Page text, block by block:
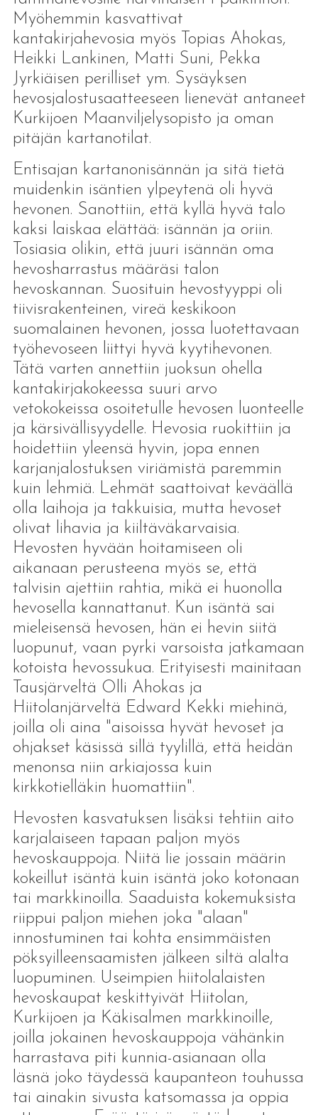
Myöhemmin kasvattivat
kantakirjahevosia myös Topias Ahokas,
Heikki Lankinen, Matti Suni, Pekka
Jyrkiäisen perilliset ym. Sysäyksen
hevosjalostusaatteeseen lienevät antaneet
Kurkijoen Maanviljelysopisto ja oman
pitäjän kartanotilat.
Entisajan kartanonisännän ja sitä tietä
muidenkin isäntien ylpeytenä oli hyvä
hevonen. Sanottiin, että kyllä hyvä talo
kaksi laiskaa elättää: isännän ja oriin.
Tosiasia olikin, että juuri isännän oma
hevosharrastus määräsi talon
hevoskannan. Suosituin hevostyyppi oli
tiivisrakenteinen, vireä keskikoon
suomalainen hevonen, jossa luotettavaan
työhevoseen liittyi hyvä kyytihevonen.
Tätä varten annettiin juoksun ohella
kantakirjakokeessa suuri arvo
vetokokeissa osoitetulle hevosen luonteelle
ja kärsivällisyydelle. Hevosia ruokittiin ja
hoidettiin yleensä hyvin, jopa ennen
karjanjalostuksen viriämistä paremmin
kuin lehmiä. Lehmät saattoivat keväällä
olla laihoja ja takkuisia, mutta hevoset
olivat lihavia ja kiiltäväkarvaisia.
Hevosten hyvään hoitamiseen oli
aikanaan perusteena myös se, että
talvisin ajettiin rahtia, mikä ei huonolla
hevosella kannattanut. Kun isäntä sai
mieleisensä hevosen, hän ei hevin siitä
luopunut, vaan pyrki varsoista jatkamaan
kotoista hevossukua. Erityisesti mainitaan
Tausjärveltä Olli Ahokas ja
Hiitolanjärveltä Edward Kekki miehinä,
joilla oli aina "aisoissa hyvät hevoset ja
ohjakset käsissä sillä tyylillä, että heidän
menonsa niin arkiajossa kuin
kirkkotielläkin huomattiin".
Hevosten kasvatuksen lisäksi tehtiin aito
karjalaiseen tapaan paljon myös
hevoskauppoja. Niitä lie jossain määrin
kokeillut isäntä kuin isäntä joko kotonaan
tai markkinoilla. Saaduista kokemuksista
riippui paljon miehen joka "alaan"
innostuminen tai kohta ensimmäisten
pöksyilleensaamisten jälkeen siltä alalta
luopuminen. Useimpien hiitolalaisten
hevoskaupat keskittyivät Hiitolan,
Kurkijoen ja Käkisalmen markkinoille,
joilla jokainen hevoskauppoja vähänkin
harrastava piti kunnia-asianaan olla
läsnä joko täydessä kaupanteon touhussa
tai ainakin sivusta katsomassa ja oppia